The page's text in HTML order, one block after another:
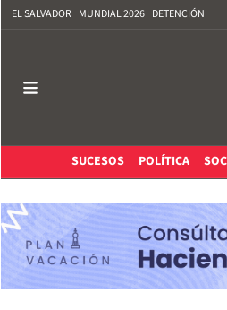
EL SALVADOR MUNDIAL 2026 DETENCIÓN
SUCESOS
POLÍTICA